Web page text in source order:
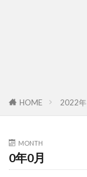
HOME 2022年
MONTH
0年0月